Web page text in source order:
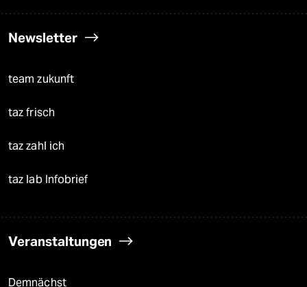
Newsletter
team zukunft
taz frisch
taz zahl ich
taz lab Infobrief
Veranstaltungen
Demnächst